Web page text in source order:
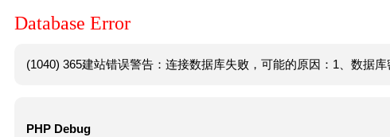
Database Error
(1040) 365建站错误警告：连接数据库失败，可能的原因：1、数据库
PHP Debug